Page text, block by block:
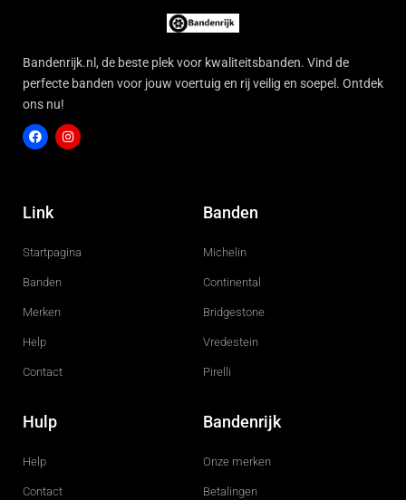
Bandenrijk.nl, de beste plek voor kwaliteitsbanden. Vind de
perfecte banden voor jouw voertuig en rij veilig en soepel. Ontdek
ons nu!
c
e
o
g
r
Link
Startpagina
Banden
Merken
Help
Contact
Banden
Michelin
Continental
Bridgestone
Vredestein
Pirelli
Hulp
Help
Contact
Bandenrijk
Onze merken
Betalingen